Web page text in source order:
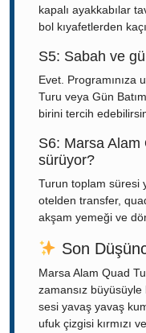
kapalı ayakkabılar
bol kıyafetlerden
S5: Sabah ve
Evet. Programınıza
Turu veya Gün
birini tercih
S6: Marsa Alam
sürüyor?
Turun toplam süresi
otelden transfer,
akşam yemeği ve
Son
Marsa Alam Quad
zamansız
sesi yavaş yavaş kum
ufuk çizgisi kırmızı